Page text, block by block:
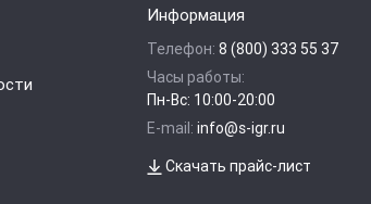
Информация
Телефон: 8 (800) 333 55 37
Часы работы:
Пн-Вс: 10:00-20:00
E-mail: info@s-igr.ru
Скачать прайс-лист